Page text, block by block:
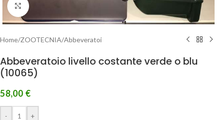
Clicca per ingrandire
Home/ZOOTECNIA/Abbeveratoi
Abbeveratoio livello costante verde o blu
(10065)
58,00 €
- +